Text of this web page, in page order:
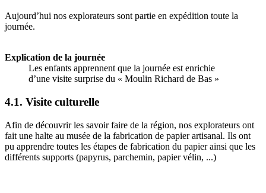
Aujourd’hui nos explorateurs sont partie en expédition toute la
journée.
Explication de la journée
Les enfants apprennent que la journée est enrichie
d’une visite surprise du « Moulin Richard de Bas »
4.1. Visite culturelle
Afin de découvrir les savoir faire de la région, nos explorateurs ont
fait une halte au musée de la fabrication de papier artisanal. Ils ont
pu apprendre toutes les étapes de fabrication du papier ainsi que les
différents supports (papyrus, parchemin, papier vélin, ...)